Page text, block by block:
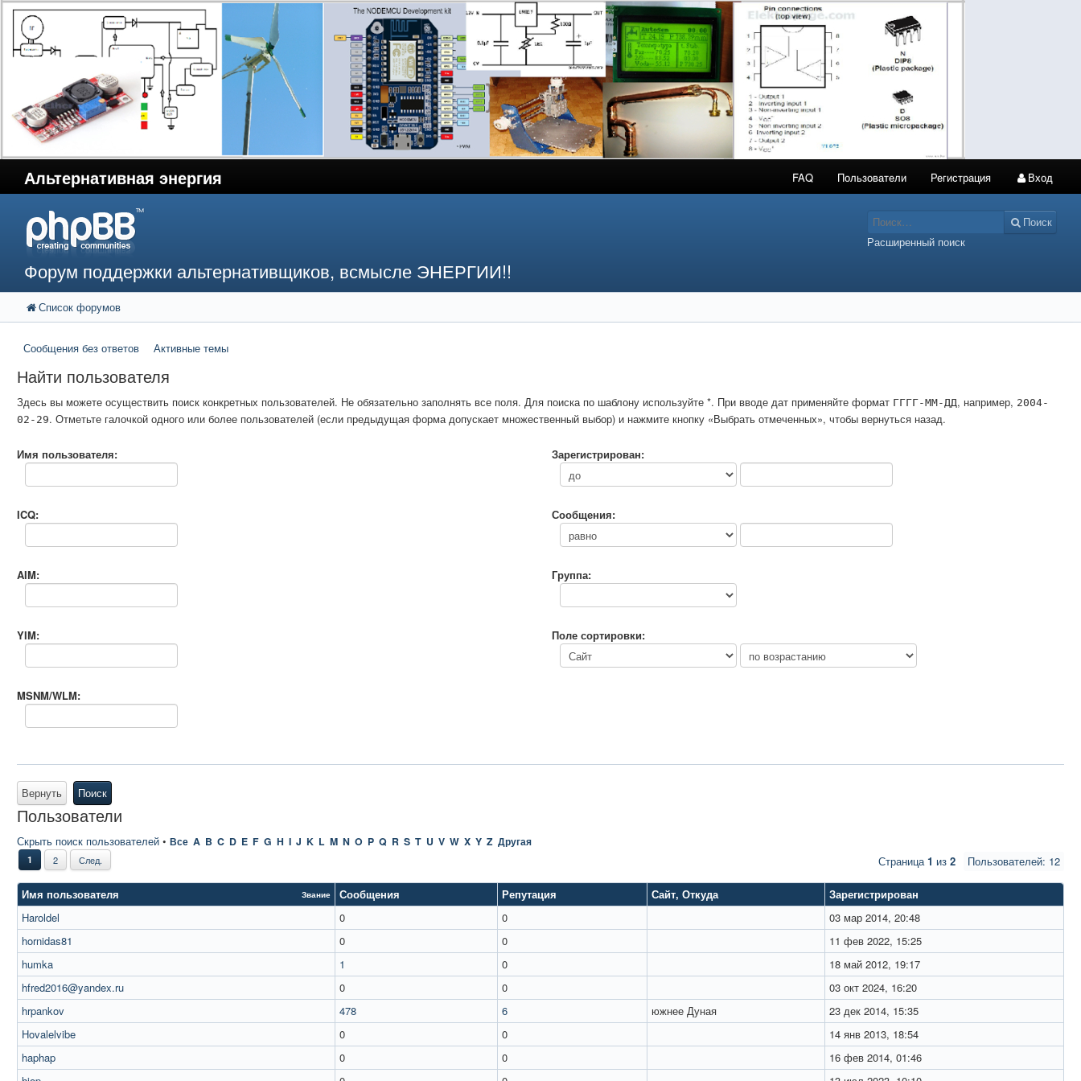
Альтернативная энергия FAQ Пользователи Регистрация Вход
Форум поддержки альтернативщиков, всмысле ЭНЕРГИИ!!
Поиск
Расширенный поиск
Список форумов
Сообщения без ответов Активные темы
Найти пользователя
Здесь вы можете осуществить поиск конкретных пользователей. Не обязательно заполнять все поля. Для поиска по шаблону используйте *. При вводе дат применяйте формат ГГГГ-ММ-ДД, например, 2004-
02-29. Отметьте галочкой одного или более пользователей (если предыдущая форма допускает множественный выбор) и нажмите кнопку «Выбрать отмеченных», чтобы вернуться назад.
Имя пользователя:
ICQ:
AIM:
YIM:
MSNM/WLM:
Зарегистрирован:
Сообщения:
Группа:
Поле сортировки:
Вернуть Поиск
Пользователи
Скрыть поиск пользователей • Все A B C D E F G H I J K L M N O P Q R S T U V W X Y Z Другая
Пользователей: 12
1 2 След. Страница1 из 2
Имя пользователя Звание Сообщения Репутация Сайт, Откуда
Зарегистрирован
Haroldel
0 0
03 мар 2014, 20:48
hornidas81
0 0
11 фев 2022, 15:25
humka
1 0
18 май 2012, 19:17
hfred2016@yandex.ru
0 0
03 окт 2024, 16:20
hrpankov
478 6 южнее Дуная
23 дек 2014, 15:35
Hovalelvibe
0 0
14 янв 2013, 18:54
haphap
0 0
16 фев 2014, 01:46